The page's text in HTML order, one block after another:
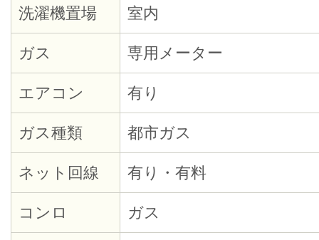
洗濯機置場 室内
ガス 専用メーター
エアコン 有り
ガス種類 都市ガス
ネット回線 有り・有料
コンロ ガス